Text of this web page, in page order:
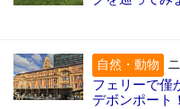
自然・動物
フェリーで僅
デボンポート！